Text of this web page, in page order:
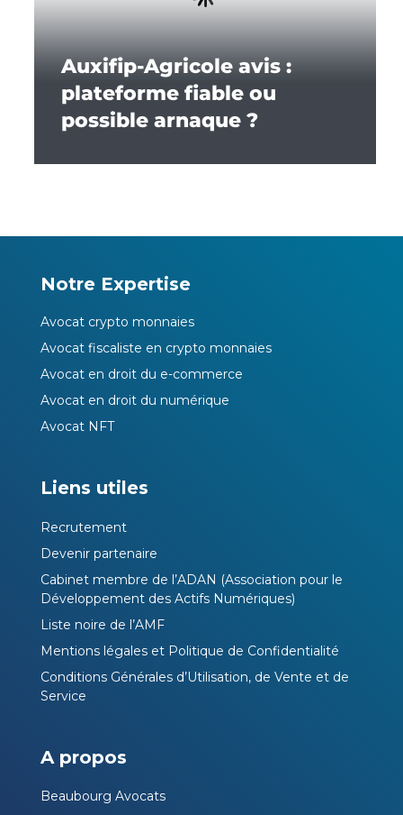
Auxifip-Agricole avis :
plateforme fiable ou
possible arnaque ?
Notre Expertise
Avocat crypto monnaies
Avocat fiscaliste en crypto monnaies
Avocat en droit du e-commerce
Avocat en droit du numérique
Avocat NFT
Liens utiles
Recrutement
Devenir partenaire
Cabinet membre de l’ADAN (Association pour le
Développement des Actifs Numériques)
Liste noire de l’AMF
Mentions légales et Politique de Confidentialité
Conditions Générales d’Utilisation, de Vente et de
Service
A propos
Beaubourg Avocats